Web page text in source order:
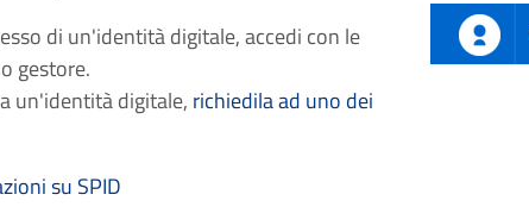
di un'identità digitale, accedi con le
gestore.
un'identità digitale, richiedila ad uno dei
su SPID